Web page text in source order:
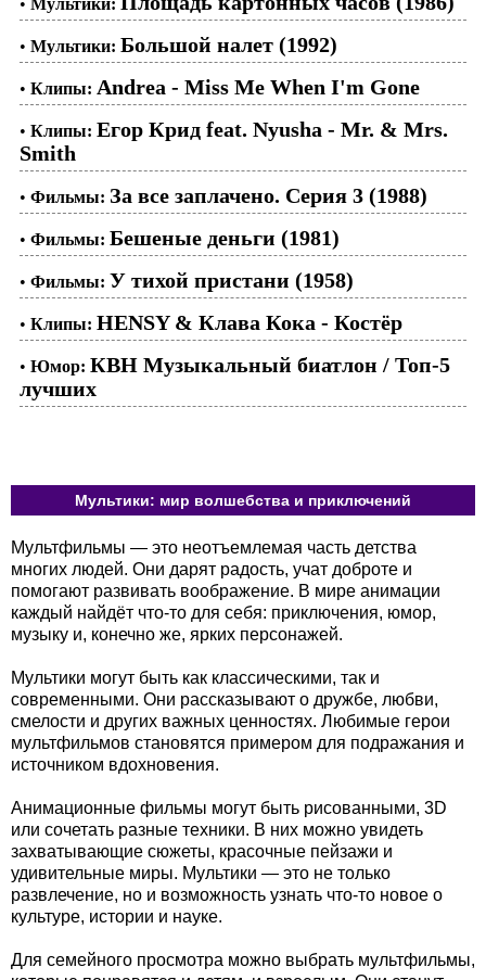
• Мультики:
• Мультики: Большой налет (1992)
• Клипы: Andrea - Miss Me When I'm Gone
• Клипы: Егор Крид feat. Nyusha - Mr. & Mrs.
Smith
• Фильмы: За все заплачено. Серия 3 (1988)
• Фильмы: Бешеные деньги (1981)
• Фильмы: У тихой пристани (1958)
• Клипы: HENSY & Клава Кока - Костёр
• Юмор: КВН Музыкальный биатлон / Топ-5
лучших
Мультики: мир волшебства и приключений
Мультфильмы — это неотъемлемая часть детства
многих людей. Они дарят радость, учат доброте и
помогают развивать воображение. В мире анимации
каждый найдёт что-то для себя: приключения, юмор,
музыку и, конечно же, ярких персонажей.
Мультики могут быть как классическими, так и
современными. Они рассказывают о дружбе, любви,
смелости и других важных ценностях. Любимые герои
мультфильмов становятся примером для подражания и
источником вдохновения.
Анимационные фильмы могут быть рисованными, 3D
или сочетать разные техники. В них можно увидеть
захватывающие сюжеты, красочные пейзажи и
удивительные миры. Мультики — это не только
развлечение, но и возможность узнать что-то новое о
культуре, истории и науке.
Для семейного просмотра можно выбрать мультфильмы,